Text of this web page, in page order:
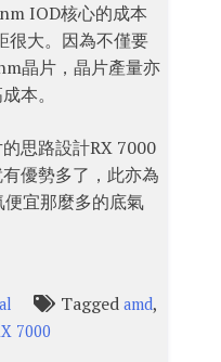
IOD核心的成本
很大。因為不僅要
晶片，晶片產量亦
本。
思路設計RX 7000
優勢多了，此亦為
宜那麼多的底氣
Tagged amd,
7000